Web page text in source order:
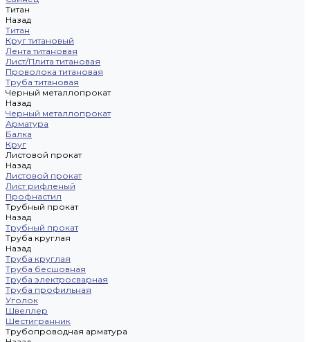
Титан
Назад
Титан
Круг титановый
Лента титановая
Лист/Плита титановая
Проволока титановая
Труба титановая
Черный металлопрокат
Назад
Черный металлопрокат
Арматура
Балка
Круг
Листовой прокат
Назад
Листовой прокат
Лист рифленый
Профнастил
Трубный прокат
Назад
Трубный прокат
Труба круглая
Назад
Труба круглая
Труба бесшовная
Труба электросварная
Труба профильная
Уголок
Швеллер
Шестигранник
Трубопроводная арматура